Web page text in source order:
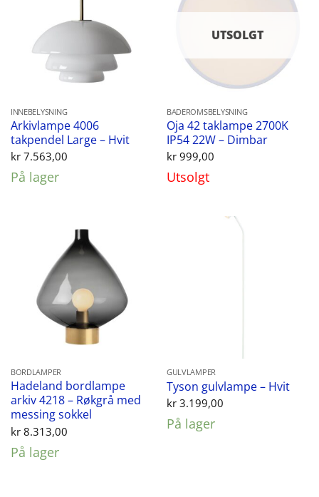
INNEBELYSNING
Arkivlampe 4006
takpendel Large – Hvit
kr7.563,00
På lager
UTSOLGT
BADEROMSBELYSNING
Oja 42 taklampe 2700K
IP54 22W – Dimbar
kr999,00
Utsolgt
BORDLAMPER
Hadeland bordlampe
arkiv 4218 – Røkgrå med
messing sokkel
kr8.313,00
På lager
GULVLAMPER
Tyson gulvlampe – Hvit
kr3.199,00
På lager